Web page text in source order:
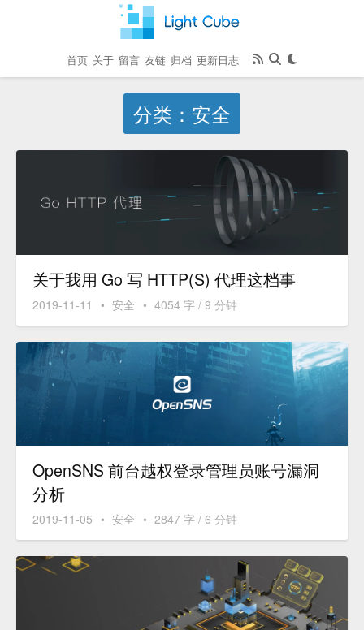
首页 关于 留言 友链 归档 更新日志
分类：安全
关于我用 Go 写 HTTP(S) 代理这档事
2019-11-11 • 安全 • 4054 字 / 9 分钟
OpenSNS 前台越权登录管理员账号漏洞
分析
2019-11-05 • 安全 • 2847 字 / 6 分钟